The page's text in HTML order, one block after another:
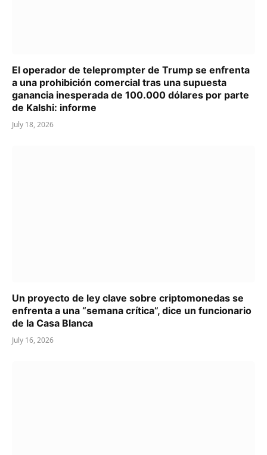
El operador de teleprompter de Trump se enfrenta
a una prohibición comercial tras una supuesta
ganancia inesperada de 100.000 dólares por parte
de Kalshi: informe
July 18, 2026
Un proyecto de ley clave sobre criptomonedas se
enfrenta a una “semana crítica”, dice un funcionario
de la Casa Blanca
July 16, 2026